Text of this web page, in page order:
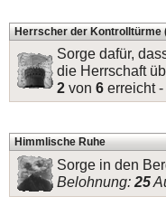
Herrscher der Kontrolltürme
Sorge dafür,
die Herrschaft
2 von 6 erreicht -
Himmlische Ruhe
Sorge in den
Belohnung: 25